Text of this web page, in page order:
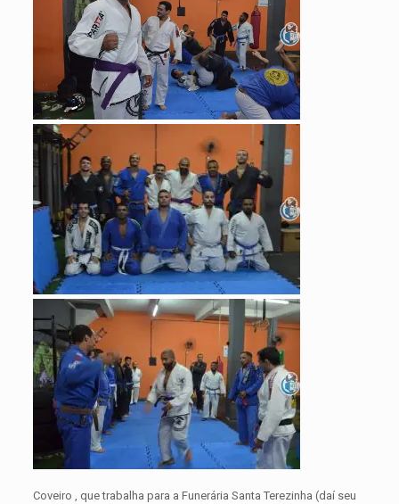
Coveiro , que trabalha para a Funerária Santa Terezinha (daí seu